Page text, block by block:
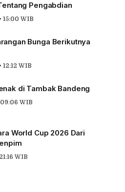
Pengabdian
15:00 WIB
Bunga Berikutnya
WIB
di Tambak Bandeng
09:06 WIB
World Cup 2026 Dari
WIB